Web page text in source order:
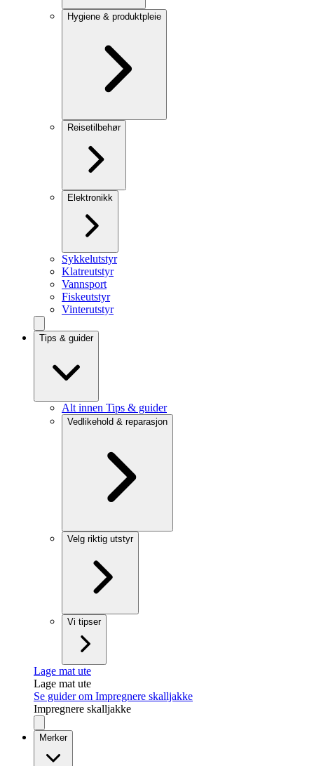
Hygiene & produktpleie
Reisetilbehør
Elektronikk
Sykkelutstyr
Klatreutstyr
Vannsport
Fiskeutstyr
Vinterutstyr
Tips & guider
Alt innen Tips & guider
Vedlikehold & reparasjon
Velg riktig utstyr
Vi tipser
Lage mat ute
Lage mat ute
Se guider om Impregnere skalljakke
Impregnere skalljakke
Merker